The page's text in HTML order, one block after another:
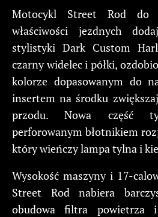
Motocykl Street Rod do
właściwości jezdnych
stylistyki Dark Custom
czarny widelec i półki,
kolorze dopasowanym do
insertem na środku
przodu. Nowa część
perforowanym błotnikiem
który wieńczy lampa tylna i
Wysokość maszyny i 17-
Street Rod nabiera
obudowa filtra powietrza